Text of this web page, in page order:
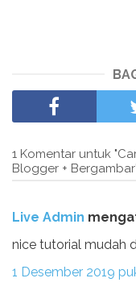
1 Komentar untuk
Blogger +
Live Admin
nice tutorial mudah
1 Desember 2019